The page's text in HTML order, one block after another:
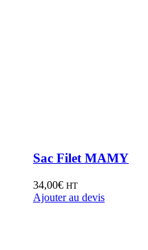
Sac Filet MAMY
34,00€ HT
Ajouter au devis